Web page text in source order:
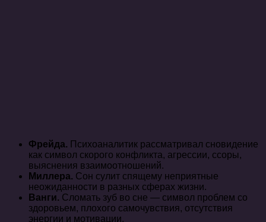
Фрейда. Психоаналитик рассматривал сновидение
как символ скорого конфликта, агрессии, ссоры,
выяснения взаимоотношений.
Миллера. Сон сулит спящему неприятные
неожиданности в разных сферах жизни.
Ванги. Сломать зуб во сне — символ проблем со
здоровьем, плохого самочувствия, отсутствия
энергии и мотивации.